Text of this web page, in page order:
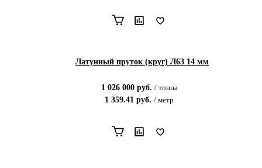
Латунный пруток (круг) Л63 14 мм
1 026 000руб. / тонна
1 359.41 руб. / метр